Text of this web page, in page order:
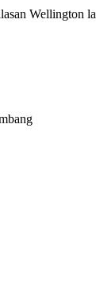
Wellington